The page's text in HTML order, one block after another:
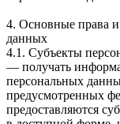
4. Основные права и
данных
4.1. Субъекты
— получать
персональных
предусмотренных
предоставляются